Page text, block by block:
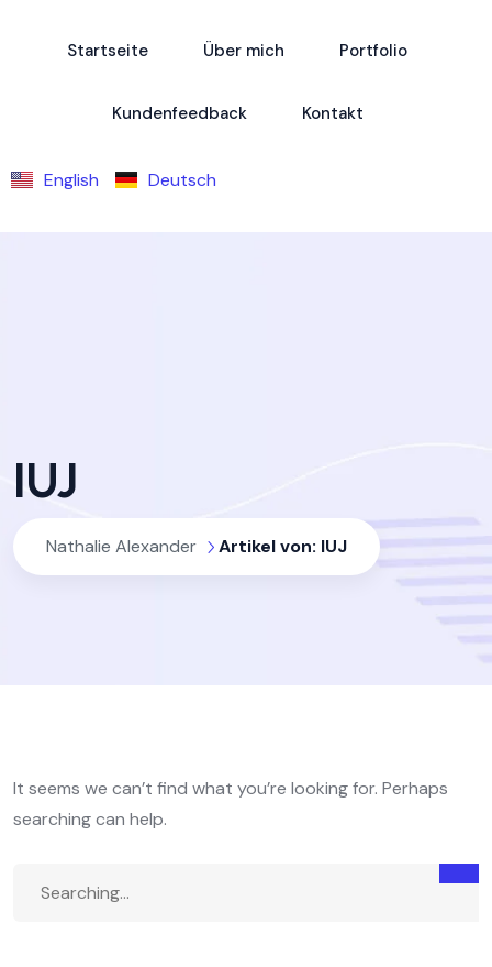
Startseite Über mich Portfolio
Kundenfeedback Kontakt
English Deutsch
IUJ
Nathalie Alexander Artikel von: IUJ
It seems we can’t find what you’re looking for. Perhaps
searching can help.